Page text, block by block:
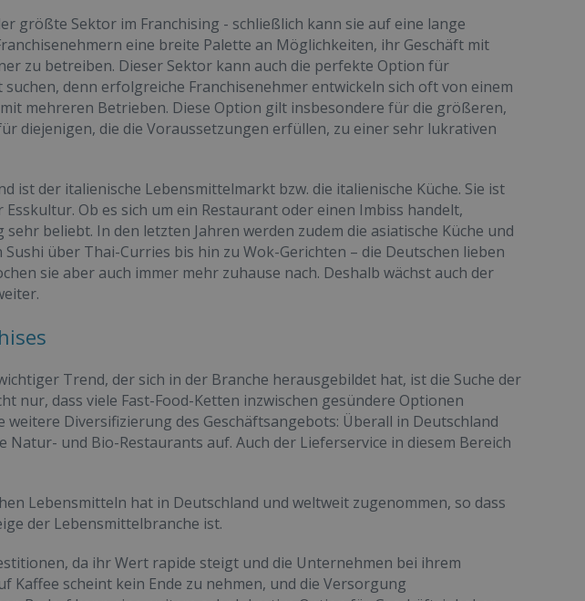
größte Sektor im Franchising - schließlich kann sie auf eine lange
eine breite Palette an Möglichkeiten, ihr Geschäft mit
zu betreiben. Dieser Sektor kann auch die perfekte Option für
denn erfolgreiche Franchisenehmer entwickeln sich oft von einem
mehreren Betrieben. Diese Option gilt insbesondere für die größeren,
diejenigen, die die Voraussetzungen erfüllen, zu einer sehr lukrativen
ist der italienische Lebensmittelmarkt bzw. die italienische Küche. Sie ist
Ob es sich um ein Restaurant oder einen Imbiss handelt,
beliebt. In den letzten Jahren werden zudem die asiatische Küche und
über Thai-Curries bis hin zu Wok-Gerichten – die Deutschen lieben
sie aber auch immer mehr zuhause nach. Deshalb wächst auch der
Trend, der sich in der Branche herausgebildet hat, ist die Suche der
nur, dass viele Fast-Food-Ketten inzwischen gesündere Optionen
Diversifizierung des Geschäftsangebots: Überall in Deutschland
Natur- und Bio-Restaurants auf. Auch der Lieferservice in diesem Bereich
Lebensmitteln hat in Deutschland und weltweit zugenommen, so dass
der Lebensmittelbranche ist.
da ihr Wert rapide steigt und die Unternehmen bei ihrem
Kaffee scheint kein Ende zu nehmen, und die Versorgung